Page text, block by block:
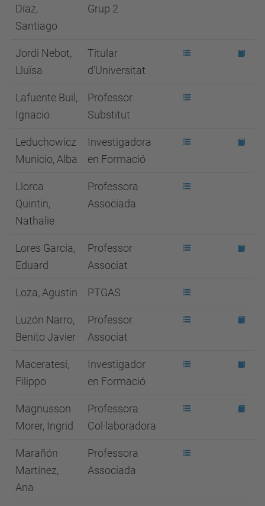
Díaz,
Santiago
Grup 2
Jordi Nebot,
Lluïsa
Titular
d'Universitat
Lafuente Buil,
Ignacio
Professor
Substitut
Leduchowicz
Municio, Alba
Investigadora
en Formació
Llorca
Quintin,
Nathalie
Professora
Associada
Lores Garcia,
Eduard
Professor
Associat
Loza, Agustin PTGAS
Luzón Narro,
Benito Javier
Professor
Associat
Maceratesi,
Filippo
Investigador
en Formació
Magnusson
Morer, Ingrid
Professora
Col·laboradora
Marañón
Martínez,
Ana
Professora
Associada